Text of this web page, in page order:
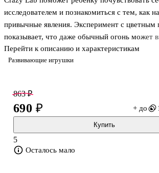
Развивающие игрушки
исследователем и познакомиться с тем, как
привычные явления. Эксперимент с цветным
показывает, что даже обычный огонь может
разному — достаточно следовать инструкции
результат. Набор развивает мышление,
для любознательных школьников.
Перейти к описанию и характеристикам
863 ₽
690 ₽ + до
Купить
5
Осталось мало